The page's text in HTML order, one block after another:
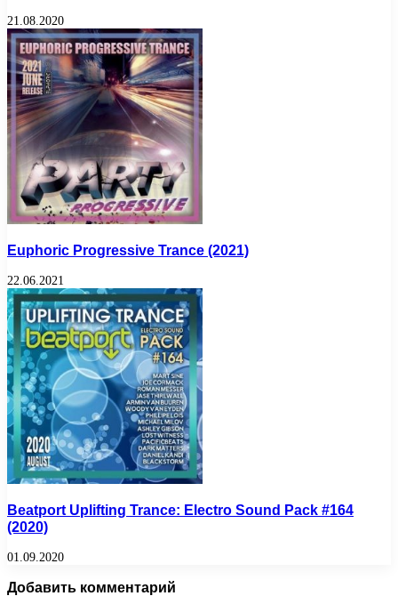
21.08.2020
Euphoric Progressive Trance (2021)
22.06.2021
Beatport Uplifting Trance: Electro Sound Pack #164
(2020)
01.09.2020
Добавить комментарий